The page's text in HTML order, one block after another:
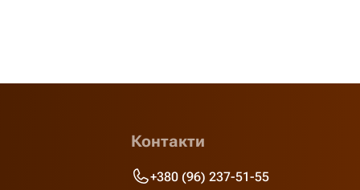
Контакти
+380 (96) 237-51-55